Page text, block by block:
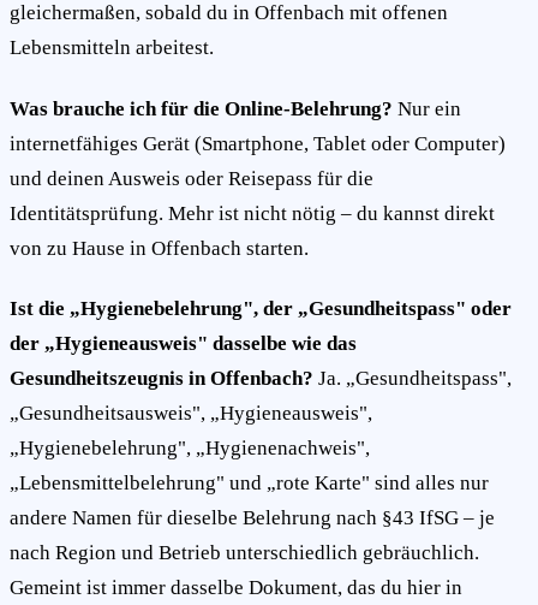
gleichermaßen, sobald du in Offenbach mit offenen
Lebensmitteln arbeitest.
Was brauche ich für die Online-Belehrung? Nur ein
internetfähiges Gerät (Smartphone, Tablet oder Computer)
und deinen Ausweis oder Reisepass für die
Identitätsprüfung. Mehr ist nicht nötig – du kannst direkt
von zu Hause in Offenbach starten.
Ist die „Hygienebelehrung", der „Gesundheitspass" oder
der „Hygieneausweis" dasselbe wie das
Gesundheitszeugnis in Offenbach? Ja. „Gesundheitspass",
„Gesundheitsausweis", „Hygieneausweis",
„Hygienebelehrung", „Hygienenachweis",
„Lebensmittelbelehrung" und „rote Karte" sind alles nur
andere Namen für dieselbe Belehrung nach §43 IfSG – je
nach Region und Betrieb unterschiedlich gebräuchlich.
Gemeint ist immer dasselbe Dokument, das du hier in